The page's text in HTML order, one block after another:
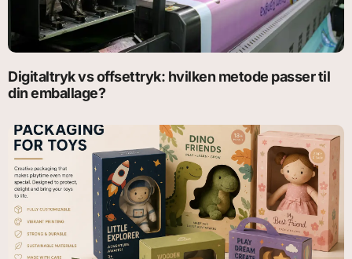
Digitaltryk vs offsettryk: hvilken metode passer til
din emballage?